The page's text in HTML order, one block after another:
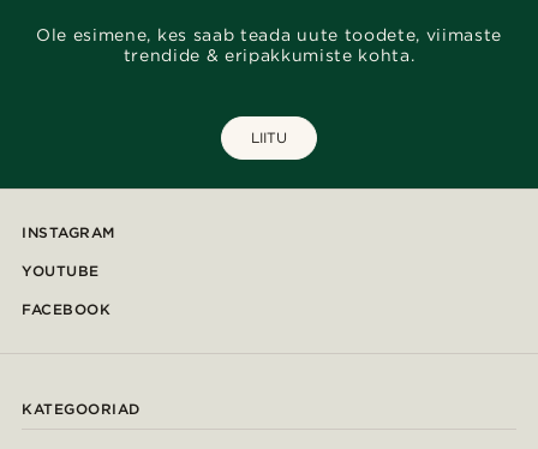
Ole esimene, kes saab teada uute toodete, viimaste
trendide & eripakkumiste kohta.
LIITU
INSTAGRAM
YOUTUBE
FACEBOOK
KATEGOORIAD